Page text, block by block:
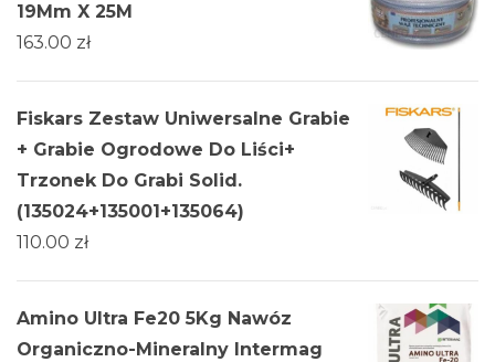
19Mm X 25M
163.00 zł
Fiskars Zestaw Uniwersalne Grabie
+ Grabie Ogrodowe Do Liści+
Trzonek Do Grabi Solid.
(135024+135001+135064)
110.00 zł
Amino Ultra Fe20 5Kg Nawóz
Organiczno-Mineralny Intermag